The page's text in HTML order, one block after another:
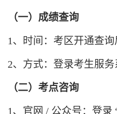
（一）成绩查询
1、时间：考区开通查询
2、方式：登录考生服务
（二）考点咨询
1、官网 / 公众号：登录